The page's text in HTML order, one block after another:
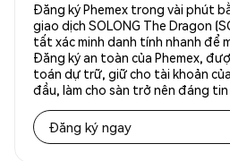
Đăng ký Phemex trong vài phút
giao dịch SOLONG The Dragon
tất xác minh danh tính nhanh để
Đăng ký an toàn của Phemex,
toán dự trữ, giữ cho tài khoản
đầu, làm cho sàn trở nên đáng tin
Đăng ký ngay